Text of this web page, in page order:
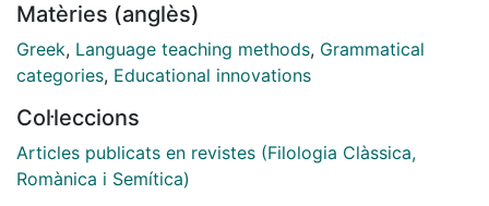
una millora del procés d'ensenyament-aprenentatge en
el context acadèmic actual.
Matèries (anglès)
Greek, Language teaching methods, Grammatical
categories, Educational innovations
Col·leccions
Articles publicats en revistes (Filologia Clàssica,
Romànica i Semítica)